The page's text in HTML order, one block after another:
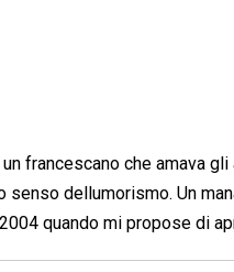
un francescano che amava
dellumorismo. Un
quando mi propose di